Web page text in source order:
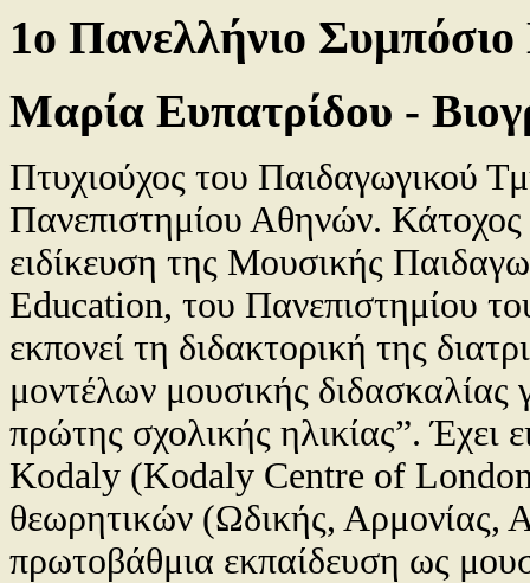
1ο Πανελλήνιο
Μαρία Ευπατρίδου -
Πτυχιούχος του Παιδαγωγικού
Πανεπιστημίου Αθηνών.
ειδίκευση της Μουσικής
Education, του Πανεπιστημίου
εκπονεί τη διδακτορική της
μοντέλων μουσικής διδασκαλίας
πρώτης σχολικής ηλικίας”. Έχει
Kodaly (Kodaly Centre of
θεωρητικών (Ωδικής, Αρμονίας,
πρωτοβάθμια εκπαίδευση ως